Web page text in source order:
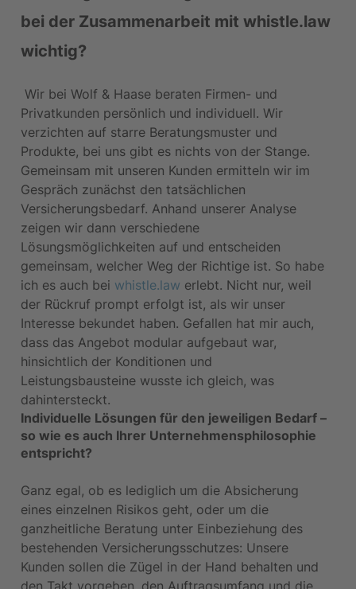
bei der Zusammenarbeit mit whistle.law
wichtig?
Wir bei Wolf & Haase beraten Firmen- und
Privatkunden persönlich und individuell. Wir
verzichten auf starre Beratungsmuster und
Produkte, bei uns gibt es nichts von der Stange.
Gemeinsam mit unseren Kunden ermitteln wir im
Gespräch zunächst den tatsächlichen
Versicherungsbedarf. Anhand unserer Analyse
zeigen wir dann verschiedene
Lösungsmöglichkeiten auf und entscheiden
gemeinsam, welcher Weg der Richtige ist. So habe
ich es auch bei whistle.law erlebt. Nicht nur, weil
der Rückruf prompt erfolgt ist, als wir unser
Interesse bekundet haben. Gefallen hat mir auch,
dass das Angebot modular aufgebaut war,
hinsichtlich der Konditionen und
Leistungsbausteine wusste ich gleich, was
dahintersteckt.
Individuelle Lösungen für den jeweiligen Bedarf –
so wie es auch Ihrer Unternehmensphilosophie
entspricht?
Ganz egal, ob es lediglich um die Absicherung
eines einzelnen Risikos geht, oder um die
ganzheitliche Beratung unter Einbeziehung des
bestehenden Versicherungsschutzes: Unsere
Kunden sollen die Zügel in der Hand behalten und
den Takt vorgeben, den Auftragsumfang und die